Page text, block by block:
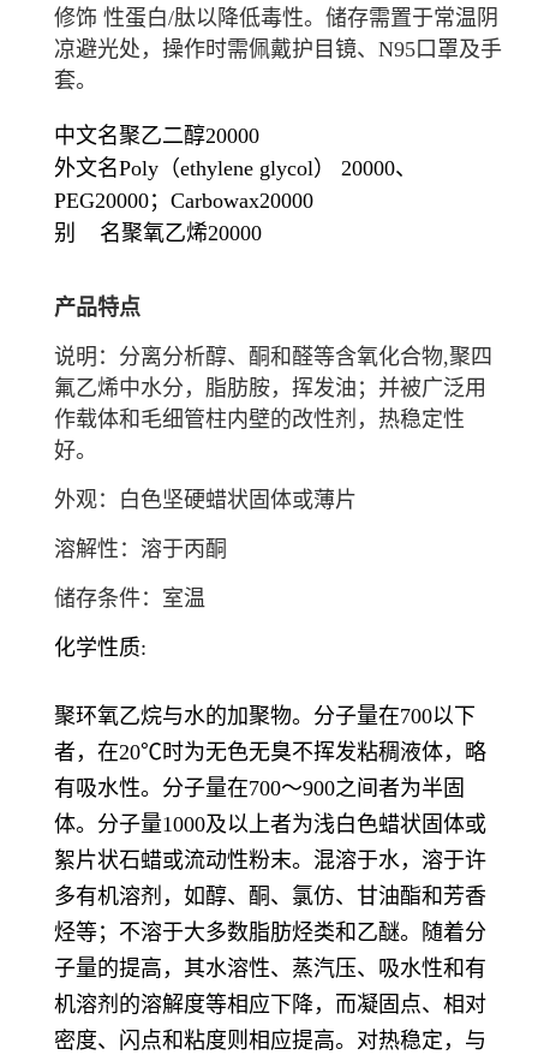
修饰 性蛋白/肽以降低毒性。储存需置于常温阴
凉避光处，操作时需佩戴护目镜、N95口罩及手
套。
中文名聚乙二醇20000
外文名Poly（ethylene glycol） 20000、
PEG20000；Carbowax20000
别 名聚氧乙烯20000
产品特点
说明：分离分析醇、酮和醛等含氧化合物,聚四
氟乙烯中水分，脂肪胺，挥发油；并被广泛用
作载体和毛细管柱内壁的改性剂，热稳定性
好。
外观：白色坚硬蜡状固体或薄片
溶解性：溶于丙酮
储存条件：室温
化学性质:
聚环氧乙烷与水的加聚物。分子量在700以下
者，在20℃时为无色无臭不挥发粘稠液体，略
有吸水性。分子量在700～900之间者为半固
体。分子量1000及以上者为浅白色蜡状固体或
絮片状石蜡或流动性粉末。混溶于水，溶于许
多有机溶剂，如醇、酮、氯仿、甘油酯和芳香
烃等；不溶于大多数脂肪烃类和乙醚。随着分
子量的提高，其水溶性、蒸汽压、吸水性和有
机溶剂的溶解度等相应下降，而凝固点、相对
密度、闪点和粘度则相应提高。对热稳定，与